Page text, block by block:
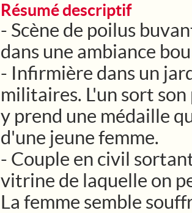
Résumé descriptif
- Scène de poilus
dans une ambiance
- Infirmière dans un
militaires. L'un sort
y prend une médaille
d'une jeune femme.
- Couple en civil
vitrine de laquelle on
La femme semble